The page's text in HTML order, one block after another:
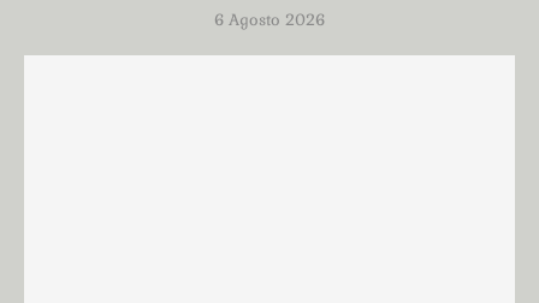
6 Agosto 2026